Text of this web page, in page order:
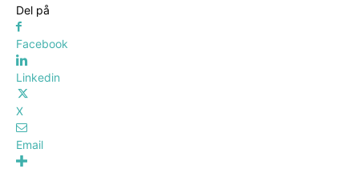
Del på
Facebook
Linkedin
X
Email